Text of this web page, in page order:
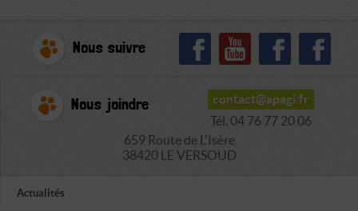
Nous suivre
Nous joindre
contact@apagi.fr
Tél. 04 76 77 20 06
659 Route de L'Isère
38420 LE VERSOUD
Actualités